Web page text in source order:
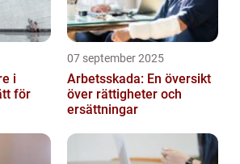
i
för
07 september 2025
Arbetsskada: En översikt
över rättigheter och
ersättningar